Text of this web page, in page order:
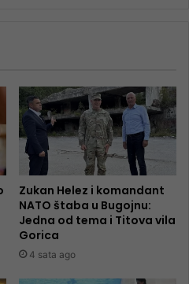
Zukan Helez i komandant
NATO štaba u Bugojnu:
Jedna od tema i Titova vila
Gorica
4 sata ago